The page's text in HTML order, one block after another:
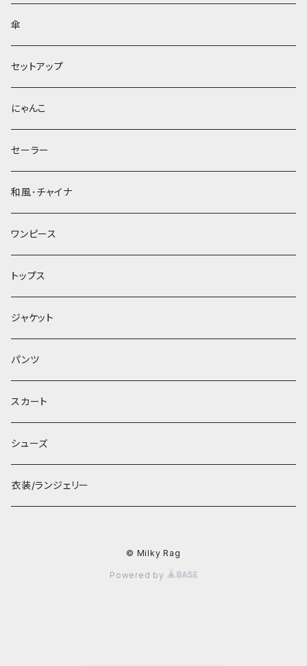
傘
セットアップ
にゃんこ
セーラー
和風･チャイナ
ワンピース
トップス
ジャケット
パンツ
スカート
シューズ
衣装/ランジェリー
© Milky Rag
Powered by